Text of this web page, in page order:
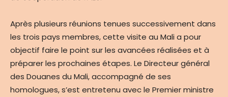
Après plusieurs réunions tenues successivement dans
les trois pays membres, cette visite au Mali a pour
objectif faire le point sur les avancées réalisées et à
préparer les prochaines étapes. Le Directeur général
des Douanes du Mali, accompagné de ses
homologues, s’est entretenu avec le Premier ministre